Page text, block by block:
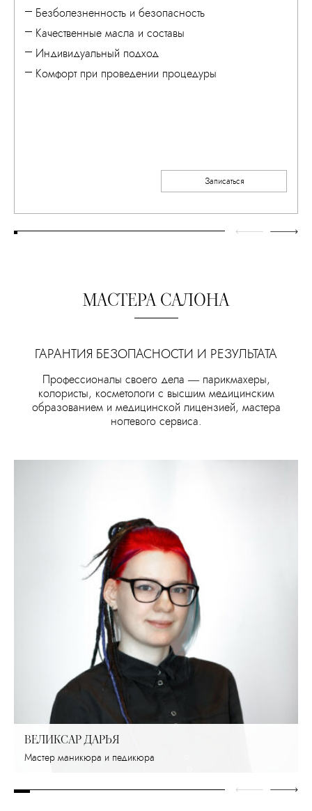
Безболезненность и безопасность
Качественные масла и составы
Индивидуальный подход
Комфорт при проведении процедуры
Записаться
МАСТЕРА САЛОНА
ГАРАНТИЯ БЕЗОПАСНОСТИ И РЕЗУЛЬТАТА
Профессионалы своего дела — парикмахеры,
колористы, косметологи с высшим медицинским
образованием и медицинской лицензией, мастера
ногтевого сервиса.
ВЕЛИКСАР ДАРЬЯ
Мастер маникюра и педикюра